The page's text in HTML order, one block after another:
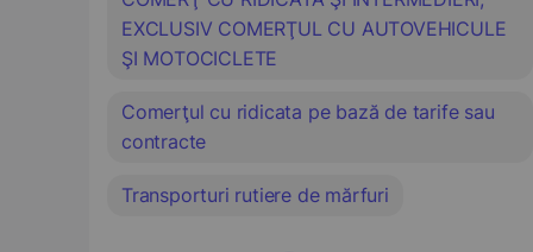
EXCLUSIV COMERŢUL CU AUTOVEHICULE
ŞI MOTOCICLETE
Comerţul cu ridicata pe bază de tarife sau
contracte
Transporturi rutiere de mărfuri